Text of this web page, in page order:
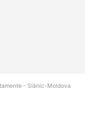
- Slănic-Moldova